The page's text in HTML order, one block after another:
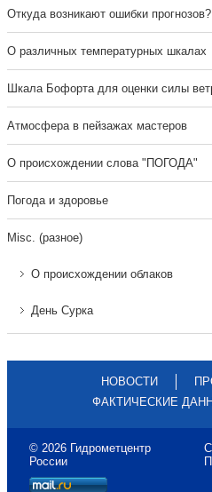
Откуда возникают ошибки прогнозов?
О различных температурных шкалах
Шкала Бофорта для оценки силы
Атмосфера в пейзажах мастеров
О происхождении слова "ПОГОДА"
Погода и здоровье
Misc. (разное)
О происхождении облаков
День Сурка
НОВОСТИ
ФАКТИЧЕСКИЕ
© 2026 Гидрометцентр
России